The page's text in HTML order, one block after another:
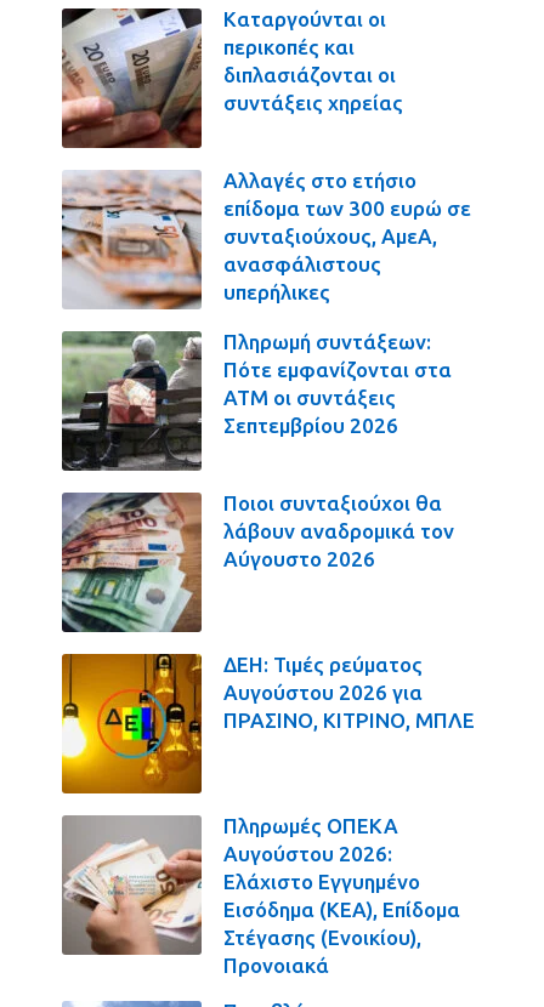
Καταργούνται οι
περικοπές και
διπλασιάζονται οι
συντάξεις χηρείας
Αλλαγές στο ετήσιο
επίδομα των 300 ευρώ σε
συνταξιούχους, ΑμεΑ,
ανασφάλιστους
υπερήλικες
Πληρωμή συντάξεων:
Πότε εμφανίζονται στα
ΑΤΜ οι συντάξεις
Σεπτεμβρίου 2026
Ποιοι συνταξιούχοι θα
λάβουν αναδρομικά τον
Αύγουστο 2026
ΔΕΗ: Τιμές ρεύματος
Αυγούστου 2026 για
ΠΡΑΣΙΝΟ, ΚΙΤΡΙΝΟ, ΜΠΛΕ
Πληρωμές ΟΠΕΚΑ
Αυγούστου 2026:
Ελάχιστο Εγγυημένο
Εισόδημα (ΚΕΑ), Επίδομα
Στέγασης (Ενοικίου),
Προνοιακά